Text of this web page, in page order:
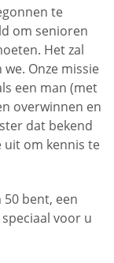
te
om senioren
Het zal
Onze missie
een man (met
overwinnen en
dat bekend
uit om kennis te
bent, een
voor u